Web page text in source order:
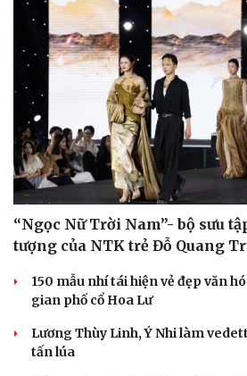
“Ngọc Nữ Trời Nam”- bộ sưu
tượng của NTK trẻ Đỗ Quang
150 mẫu nhí tái hiện vẻ đẹp văn
gian phố cổ Hoa Lư
Lương Thùy Linh, Ý Nhi làm
tấn lúa